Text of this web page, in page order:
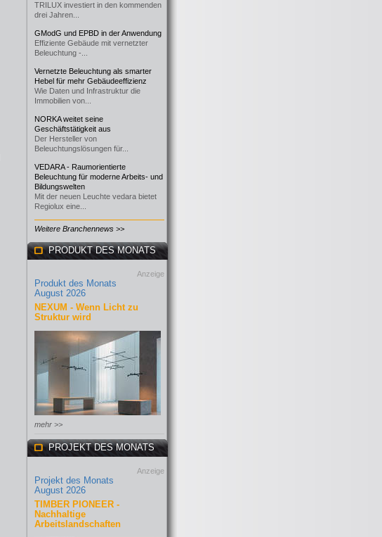
TRILUX investiert in den kommenden
drei Jahren...
GModG und EPBD in der Anwendung
Effiziente Gebäude mit vernetzter
Beleuchtung -...
Vernetzte Beleuchtung als smarter
Hebel für mehr Gebäudeeffizienz
Wie Daten und Infrastruktur die
Immobilien von...
NORKA weitet seine
Geschäftstätigkeit aus
Der Hersteller von
Beleuchtungslösungen für...
VEDARA - Raumorientierte
Beleuchtung für moderne Arbeits- und
Bildungswelten
Mit der neuen Leuchte vedara bietet
Regiolux eine...
Weitere Branchennews >>
PRODUKT DES MONATS
Anzeige
Produkt des Monats
August 2026
NEXUM - Wenn Licht zu
Struktur wird
mehr >>
PROJEKT DES MONATS
Anzeige
Projekt des Monats
August 2026
TIMBER PIONEER -
Nachhaltige
Arbeitslandschaften